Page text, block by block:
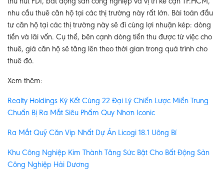
thu hút FDI, bất động sản công nghiệp và vị trí kề cận TP.HCM,
nhu cầu thuê căn hộ tại các thị trường này rất lớn. Bài toán đầu
tư căn hộ tại các thị trường này sẽ đi cùng lợi nhuận kép: dòng
tiền và lãi vốn. Cụ thể, bên cạnh dòng tiền thu được từ việc cho
thuê, giá căn hộ sẽ tăng lên theo thời gian trong quá trình cho
thuê đó.
Xem thêm:
Realty Holdings Ký Kết Cùng 22 Đại Lý Chiến Lược Miền Trung
Chuẩn Bị Ra Mắt Siêu Phẩm Quy Nhơn Iconic
Ra Mắt Quỹ Căn Vip Nhất Dự Án Licogi 18.1 Uông Bí
Khu Công Nghiệp Kim Thành Tăng Sức Bật Cho Bất Động Sản
Công Nghiệp Hải Dương